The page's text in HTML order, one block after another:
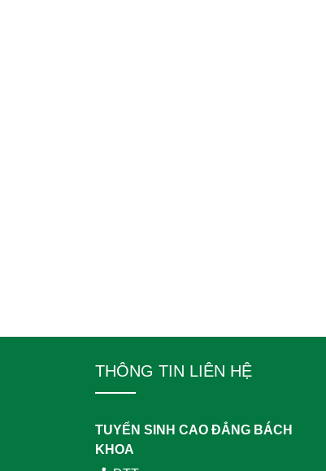
THÔNG TIN LIÊN HỆ
TUYỂN SINH CAO ĐẲNG BÁCH
KHOA